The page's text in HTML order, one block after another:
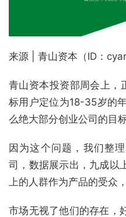
来源 | 青山资本（ID：
青山资本投资部周会上，
标用户定位为18-35岁的
么绝大部分创业公司的目
因为这个问题，我们整
司，数据展示出，九成以
上的人群作为产品的受众
市场无视了他们的存在，